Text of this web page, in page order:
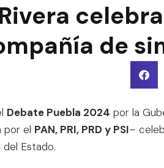
de
Debate Puebla 2024 por la
por el PAN, PRI, PRD y PSI–
Estado.